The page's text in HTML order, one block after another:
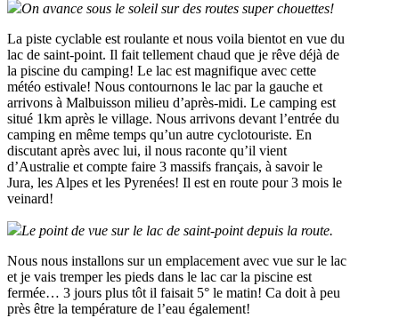
On avance sous le soleil sur des routes super chouettes!
La piste cyclable est roulante et nous voila bientot en vue du
lac de saint-point. Il fait tellement chaud que je rêve déjà de
la piscine du camping! Le lac est magnifique avec cette
météo estivale! Nous contournons le lac par la gauche et
arrivons à Malbuisson milieu d’après-midi. Le camping est
situé 1km après le village. Nous arrivons devant l’entrée du
camping en même temps qu’un autre cyclotouriste. En
discutant après avec lui, il nous raconte qu’il vient
d’Australie et compte faire 3 massifs français, à savoir le
Jura, les Alpes et les Pyrenées! Il est en route pour 3 mois le
veinard!
Le point de vue sur le lac de saint-point depuis la route.
Nous nous installons sur un emplacement avec vue sur le lac
et je vais tremper les pieds dans le lac car la piscine est
fermée… 3 jours plus tôt il faisait 5° le matin! Ca doit à peu
près être la température de l’eau également!